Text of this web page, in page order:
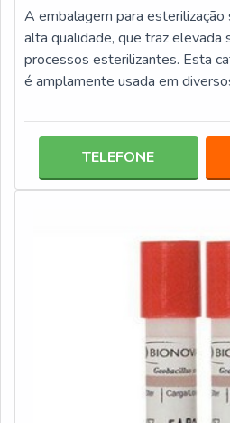
A embalagem para
alta qualidade, que traz elevada
processos esterilizantes. Esta
é amplamente usada em
médicas e odontológicas;
pesado, as embalagens sms
série de itens, com roupas
TELEFONE